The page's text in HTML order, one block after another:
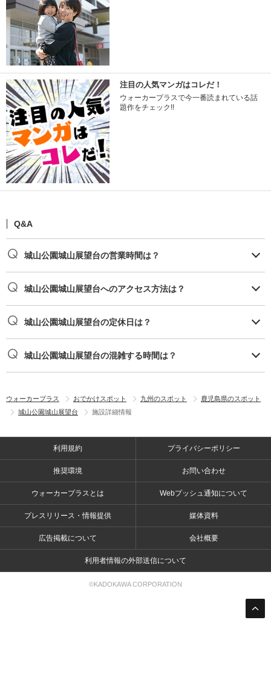
注目の人気マンガはコレだ！
ウォーカープラスで今一番読まれている話
題作をチェック!!
Q&A
城山公園城山展望台の営業時間は？
城山公園城山展望台へのアクセス方法は？
城山公園城山展望台の定休日は？
城山公園城山展望台の混雑する時間は？
ウォーカープラス おでかけスポット 九州のスポット
鹿児島県のスポット
城山公園城山展望台
施設詳細情報
利用規約 プライバシーポリシー
推奨環境 お問い合わせ
ウォーカープラスとは Webプッシュ通知について
プレスリリース・情報提供 媒体資料
広告掲載について 会社概要
利用者情報の外部送信について
©KADOKAWA CORPORATION